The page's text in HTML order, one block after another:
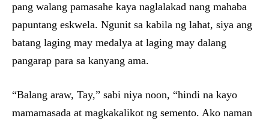
pang walang pamasahe kaya naglalakad nang mahaba
papuntang eskwela. Ngunit sa kabila ng lahat, siya ang
batang laging may medalya at laging may dalang
pangarap para sa kanyang ama.
“Balang araw, Tay,” sabi niya noon, “hindi na kayo
mamamasada at magkakalikot ng semento. Ako naman